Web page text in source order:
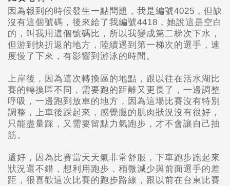
因為報到的時候發生一點問題，我是編號4025，但缺
沒有這個號碼，後來給了我編號4418，她說這是空白
的， 叫我用這個號碼比，所以我變成第二梯次下水，
但游到快折返的地方， 陸續遇到第一梯次的選手，速
度慢了下來， 有影響到游泳的時間。
上岸後， 因為這次轉換區的地點， 跟以往在活水湖比
賽的轉換區不同， 需要跑的距離又更長了， 一邊調整
呼吸，一邊跑到放車的地方， 因為這場比賽沒有特別
調整， 上車後踩起來，感覺腿的肌肉狀況沒有很好，
只能盡量踩，又需要留點力氣跑步，才不會讓自己抽
筋。
還好，因為比賽當天天氣非常舒服， 下車跑步跑起來
狀況還不錯， 想利用跑步，稍微減少與前面選手的差
距， 很喜歡這次比賽的跑步路線， 跟以前在台東比賽